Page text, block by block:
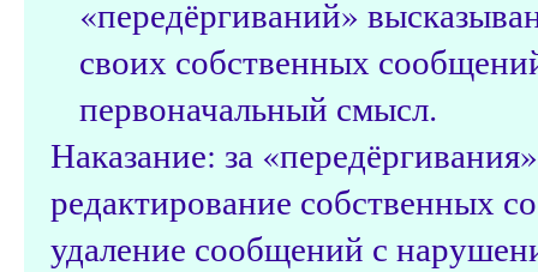
«передёргиваний»
своих собственных
первоначальный смысл.
Наказание: за
редактирование собственных
удаление сообщений с